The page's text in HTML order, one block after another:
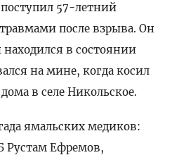
57-летний
после взрыва. Он
в состоянии
на мине, когда косил
в селе Никольское.
ямальских медиков:
Рустам Ефремов,